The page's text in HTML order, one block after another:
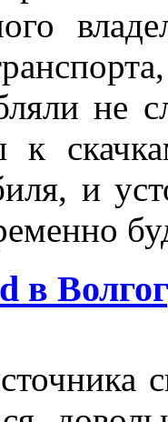
не
к
и
в